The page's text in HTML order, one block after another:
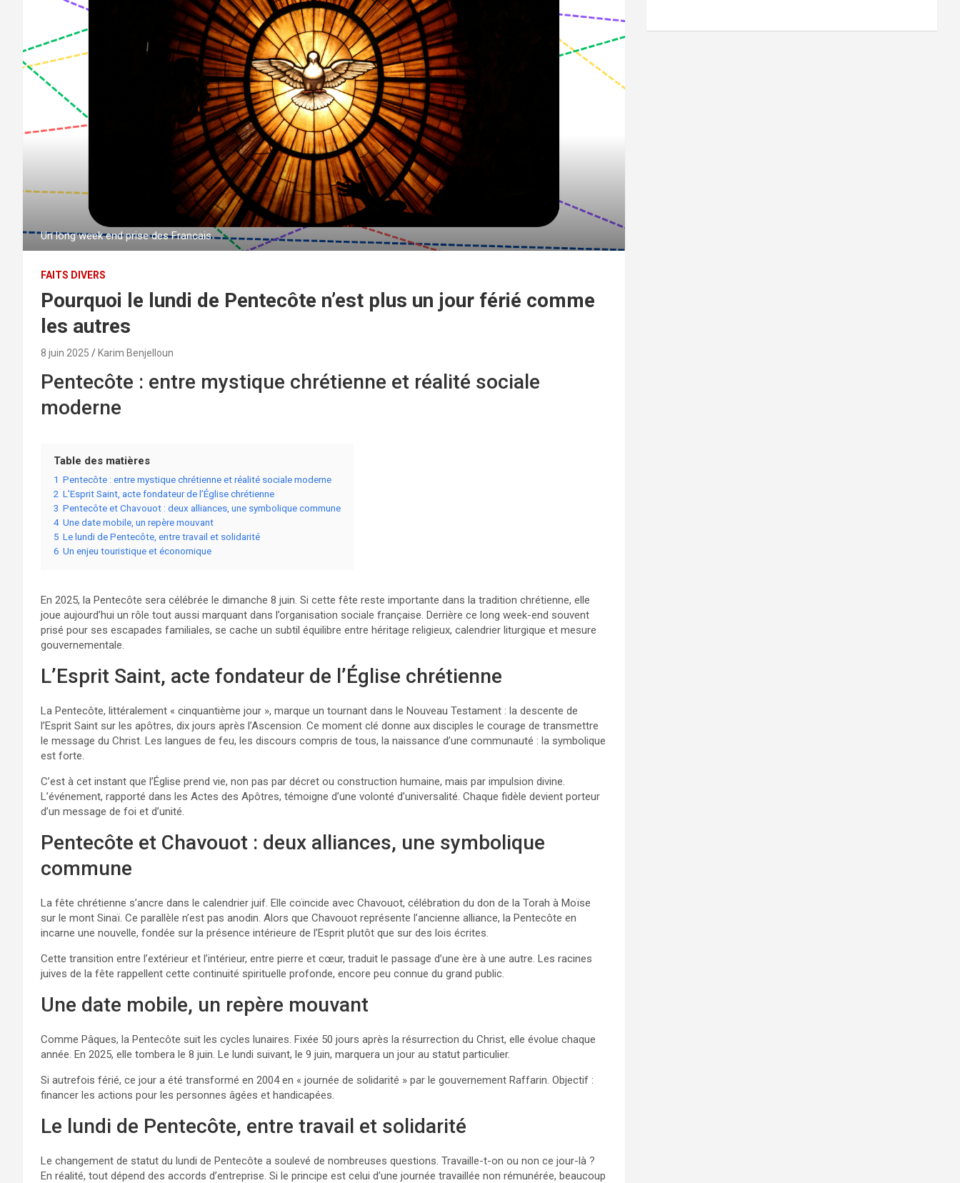
Un long week end prise des Francais
FAITS DIVERS
Pourquoi le lundi de Pentecôte n’est plus un jour férié comme
les autres
8 juin 2025 Karim Benjelloun
Pentecôte : entre mystique chrétienne et réalité sociale
moderne
Table des matières
1 Pentecôte : entre mystique chrétienne et réalité sociale moderne
2 L’Esprit Saint, acte fondateur de l’Église chrétienne
3 Pentecôte et Chavouot : deux alliances, une symbolique commune
4 Une date mobile, un repère mouvant
5 Le lundi de Pentecôte, entre travail et solidarité
6 Un enjeu touristique et économique
En 2025, la Pentecôte sera célébrée le dimanche 8 juin. Si cette fête reste importante dans la tradition chrétienne, elle
joue aujourd’hui un rôle tout aussi marquant dans l’organisation sociale française. Derrière ce long week-end souvent
prisé pour ses escapades familiales, se cache un subtil équilibre entre héritage religieux, calendrier liturgique et mesure
gouvernementale.
L’Esprit Saint, acte fondateur de l’Église chrétienne
La Pentecôte, littéralement « cinquantième jour », marque un tournant dans le Nouveau Testament : la descente de
l’Esprit Saint sur les apôtres, dix jours après l’Ascension. Ce moment clé donne aux disciples le courage de transmettre
le message du Christ. Les langues de feu, les discours compris de tous, la naissance d’une communauté : la symbolique
est forte.
C’est à cet instant que l’Église prend vie, non pas par décret ou construction humaine, mais par impulsion divine.
L’événement, rapporté dans les Actes des Apôtres, témoigne d’une volonté d’universalité. Chaque fidèle devient porteur
d’un message de foi et d’unité.
Pentecôte et Chavouot : deux alliances, une symbolique
commune
La fête chrétienne s’ancre dans le calendrier juif. Elle coïncide avec Chavouot, célébration du don de la Torah à Moïse
sur le mont Sinaï. Ce parallèle n’est pas anodin. Alors que Chavouot représente l’ancienne alliance, la Pentecôte en
incarne une nouvelle, fondée sur la présence intérieure de l’Esprit plutôt que sur des lois écrites.
Cette transition entre l’extérieur et l’intérieur, entre pierre et cœur, traduit le passage d’une ère à une autre. Les racines
juives de la fête rappellent cette continuité spirituelle profonde, encore peu connue du grand public.
Une date mobile, un repère mouvant
Comme Pâques, la Pentecôte suit les cycles lunaires. Fixée 50 jours après la résurrection du Christ, elle évolue chaque
année. En 2025, elle tombera le 8 juin. Le lundi suivant, le 9 juin, marquera un jour au statut particulier.
Si autrefois férié, ce jour a été transformé en 2004 en « journée de solidarité » par le gouvernement Raffarin. Objectif :
financer les actions pour les personnes âgées et handicapées.
Le lundi de Pentecôte, entre travail et solidarité
Le changement de statut du lundi de Pentecôte a soulevé de nombreuses questions. Travaille-t-on ou non ce jour-là ?
En réalité, tout dépend des accords d’entreprise. Si le principe est celui d’une journée travaillée non rémunérée, beaucoup